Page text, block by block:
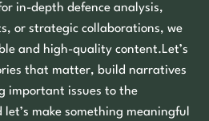
in-depth defence analysis,
or strategic collaborations, we
and high-quality content.Let’s
that matter, build narratives
important issues to the
make something meaningful